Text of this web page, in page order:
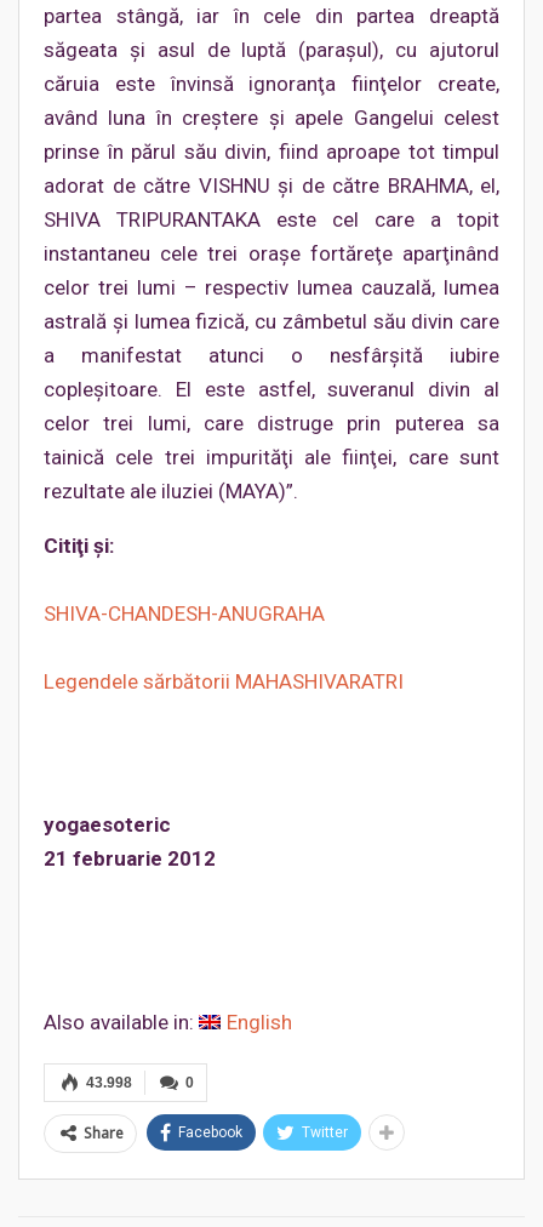
partea stângă, iar în cele din partea dreaptă
săgeata şi asul de luptă (paraşul), cu ajutorul
căruia este învinsă ignoranţa fiinţelor create,
având luna în creştere şi apele Gangelui celest
prinse în părul său divin, fiind aproape tot timpul
adorat de către VISHNU şi de către BRAHMA, el,
SHIVA TRIPURANTAKA este cel care a topit
instantaneu cele trei oraşe fortăreţe aparţinând
celor trei lumi – respectiv lumea cauzală, lumea
astrală şi lumea fizică, cu zâmbetul său divin care
a manifestat atunci o nesfârşită iubire
copleşitoare. El este astfel, suveranul divin al
celor trei lumi, care distruge prin puterea sa
tainică cele trei impurităţi ale fiinţei, care sunt
rezultate ale iluziei (MAYA)”.
Citiţi şi:
SHIVA-CHANDESH-ANUGRAHA
Legendele sărbătorii MAHASHIVARATRI
yogaesoteric
21 februarie 2012
Also available in: English
0
43.998
Share Facebook Twitter